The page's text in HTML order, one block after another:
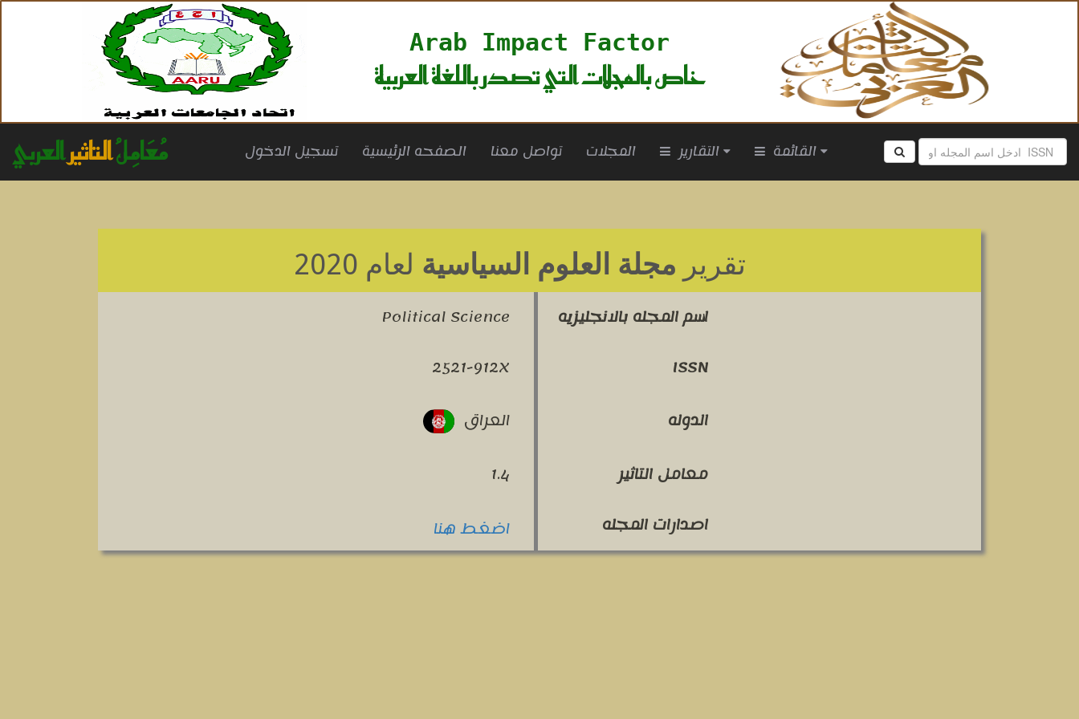
Arab Impact Factor
خاص بالمجلات التي تصدر باللغة العربية
مُعَامِلُالتاثيرالعربي تسجيل الدخول الصفحه الرئيسية تواصل معنا المجلات التقارير القائمة
تقرير مجلة العلوم السياسية لعام 2020
اسم المجله بالانجليزيه
Political Science
ISSN
2521-912X
الدوله
العراق
معامل التاثير
1.4
اصدارات المجله
اضغط هنا